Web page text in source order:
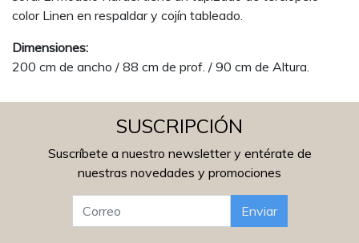
color Linen en respaldar y cojín tableado.
Dimensiones:
200 cm de ancho / 88 cm de prof. / 90 cm de Altura.
SUSCRIPCIÓN
Suscríbete a nuestro newsletter y entérate de
nuestras novedades y promociones
Enviar